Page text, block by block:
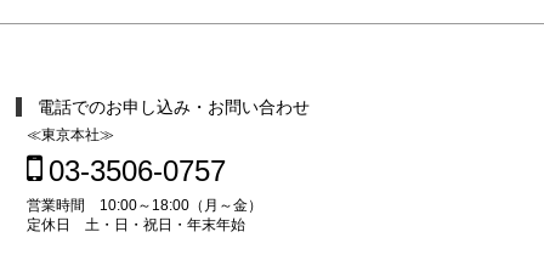
電話でのお申し込み・お問い合わせ
≪東京本社≫
03-3506-0757
営業時間 10:00～18:00（月～金）
定休日 土・日・祝日・年末年始